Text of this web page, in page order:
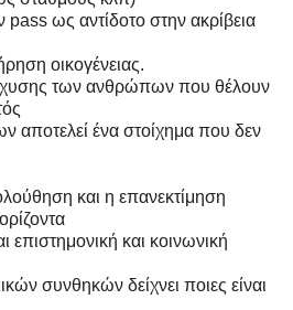
pass ως αντίδοτο στην ακρίβεια
οικογένειας.
των ανθρώπων που θέλουν
ν αποτελεί ένα στοίχημα που δεν
και η επανεκτίμηση
ζοντα
ι επιστημονική και κοινωνική
συνθηκών δείχνει ποιες είναι